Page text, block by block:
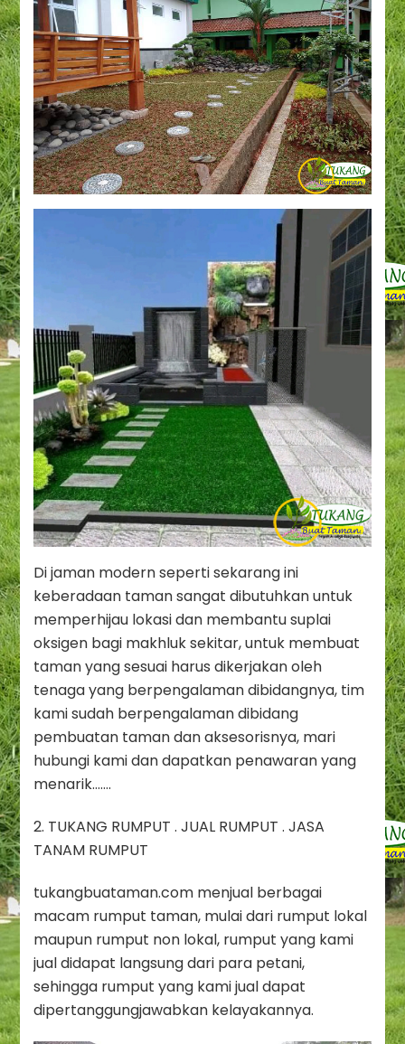
Di jaman modern seperti sekarang ini
keberadaan taman sangat dibutuhkan untuk
memperhijau lokasi dan membantu suplai
oksigen bagi makhluk sekitar, untuk membuat
taman yang sesuai harus dikerjakan oleh
tenaga yang berpengalaman dibidangnya, tim
kami sudah berpengalaman dibidang
pembuatan taman dan aksesorisnya, mari
hubungi kami dan dapatkan penawaran yang
menarik…….
2. TUKANG RUMPUT . JUAL RUMPUT . JASA
TANAM RUMPUT
tukangbuataman.com menjual berbagai
macam rumput taman, mulai dari rumput lokal
maupun rumput non lokal, rumput yang kami
jual didapat langsung dari para petani,
sehingga rumput yang kami jual dapat
dipertanggungjawabkan kelayakannya.